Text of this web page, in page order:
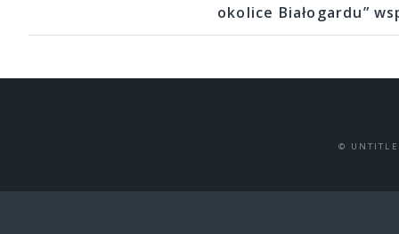
okolice Białogardu”
©